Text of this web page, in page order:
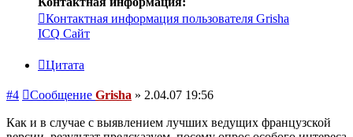
Контактная информация пользователя Grisha
ICQ Сайт
Цитата
#4 Сообщение Grisha » 2.04.07 19:56
Как и в случае с выявлением лучших ведущих французской